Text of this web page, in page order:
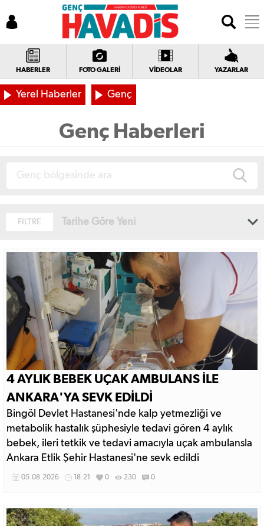
HABERLER FOTO GALERİ VİDEOLAR YAZARLAR
Yerel Haberler Genç
Genç Haberleri
FİLTRE Tarihe Göre Yeni
4 AYLIK BEBEK UÇAK AMBULANS İLE
ANKARA'YA SEVK EDİLDİ
Bingöl Devlet Hastanesi'nde kalp yetmezliği ve
metabolik hastalık şüphesiyle tedavi gören 4 aylık
bebek, ileri tetkik ve tedavi amacıyla uçak ambulansla
Ankara Etlik Şehir Hastanesi'ne sevk edildi
05.08.2026 18:21 0 230 0